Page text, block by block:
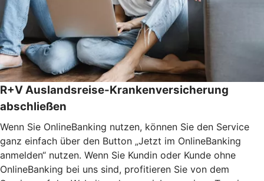
R+V Auslandsreise-Krankenversicherung
abschließen
Wenn Sie OnlineBanking nutzen, können Sie den Service
ganz einfach über den Button „Jetzt im OnlineBanking
anmelden“ nutzen. Wenn Sie Kundin oder Kunde ohne
OnlineBanking bei uns sind, profitieren Sie von dem